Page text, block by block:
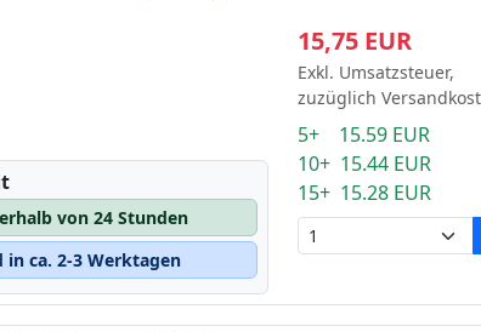
von 24 Stunden
in ca. 2-3 Werktagen
15,75 EUR
Exkl. Umsatzsteuer,
zuzüglich
5+ 15.59 EUR
10+ 15.44 EUR
15+ 15.28 EUR